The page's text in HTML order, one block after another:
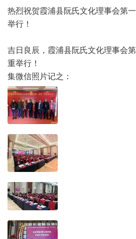
热烈祝贺霞浦县阮氏文化理事会第
举行！
吉日良辰，霞浦县阮氏文化理事会
重举行！
集微信照片记之：